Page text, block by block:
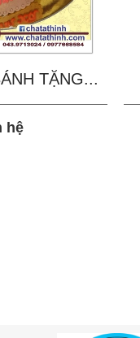
TẶNG...
hệ